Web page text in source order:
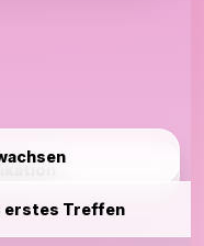
erstes Treffen